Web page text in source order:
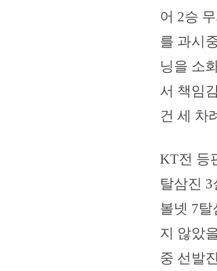
어 2승
를 과시
닝을 소
서 책임
건 세 차
KT전 등
탈삼진
볼넷 7
지 않았
중 선발